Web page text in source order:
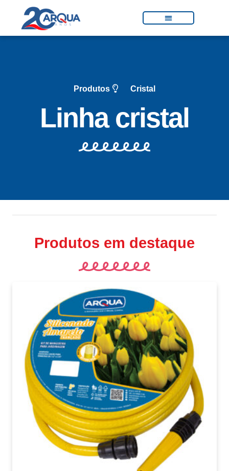
Produtos Cristal
Linha cristal
Produtos em destaque